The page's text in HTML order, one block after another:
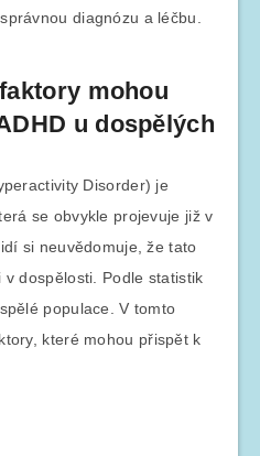
diagnózu a léčbu.
mohou
u dospělých
Disorder) je
se obvykle projevuje již v
si neuvědomuje, že tato
dospělosti. Podle statistik
populace. V tomto
které mohou přispět k